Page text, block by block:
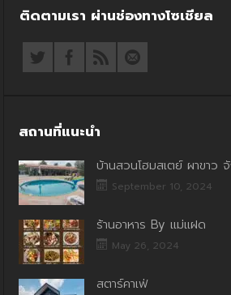
ติดตามเรา ผ่านช่องทางโซเชียล
สถานที่แนะนำ
บ้านสวนโฮมสเตย์ ผาขาว
September 10, 2024
ร้านอาหาร By แม่แฝด
May 26, 2024
สตาร์คาเฟ่